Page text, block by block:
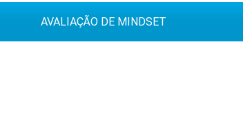
AVALIAÇÃO DE MINDSET